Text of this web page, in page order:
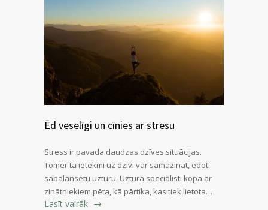
Ēd veselīgi un cīnies ar stresu
Stress ir pavada daudzas dzīves situācijas.
Tomēr tā ietekmi uz dzīvi var samazināt, ēdot
sabalansētu uzturu. Uztura speciālisti kopā ar
zinātniekiem pēta, kā pārtika, kas tiek lietota…
Lasīt vairāk